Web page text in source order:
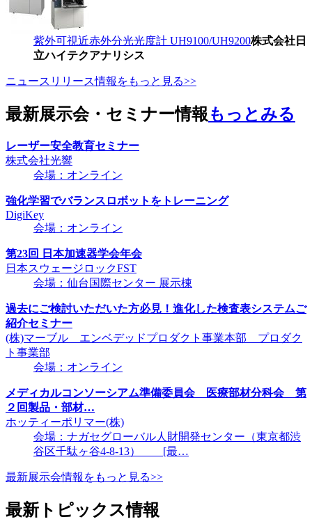
紫外可視近赤外分光光度計 UH9100/UH9200株式会社日
立ハイテクアナリシス
ニュースリリース情報をもっと見る>>
最新展示会・セミナー情報もっとみる
レーザー安全教育セミナー
株式会社光響
会場：オンライン
強化学習でバランスロボットをトレーニング
DigiKey
会場：オンライン
第23回 日本加速器学会年会
日本スウェージロックFST
会場：仙台国際センター 展示棟
過去にご検討いただいた方必見！進化した検査表システムご
紹介セミナー
(株)マーブル エンベデッドプロダクト事業本部 プロダク
ト事業部
会場：オンライン
メディカルコンソーシアム準備委員会 医療部材分科会 第
２回製品・部材…
ホッティーポリマー(株)
会場：ナガセグローバル人財開発センター（東京都渋
谷区千駄ヶ谷4-8-13） [最…
最新展示会情報をもっと見る>>
最新トピックス情報